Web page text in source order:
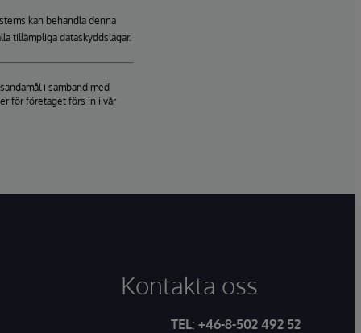
kan behandla denna
tillämpliga dataskyddslagar.
i samband med
för företaget förs in i vår
Kontakta oss
TEL: +46-8-502 492 52